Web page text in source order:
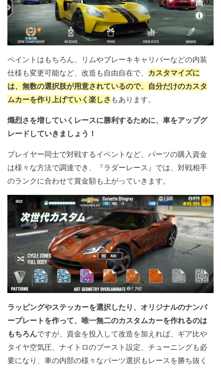
ペイントはもちろん、リムやブレーキキャリパーなどの内装
仕様も変更可能など、改造も自由自在で、 カスタマイズに
は、無数の選択肢が用意されているので、自分だけのカスタ
ムカーを作り上げていく楽しさ もあります。
熾烈さを増していくレースに勝利するために、車をアップグ
レードしていきましょう！
プレイヤー同士で対戦するイベントなど、パーツの購入資金
は様々な方法で調達でき、『ラダーレース』では、対戦相手
のランクに合わせて賞金額も上がっていきます。
ラッピングやステッカーを選択したり、オリジナルのナンバ
ープレートを作って、唯一無二のカスタムカーを作れるのは
もちろんですが、資金を投入して改造を加えれば、ギア比や
タイヤ空気圧、ナイトロのブースト設定、チューニングも必
要になり、車の内部の様々なパーツ選択もレースを勝ち抜く